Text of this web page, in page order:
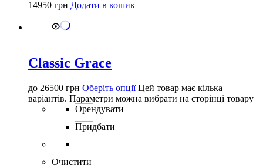
14950 грн Додати в кошик
Classic Grace
до 26500 грн Оберіть опції Цей товар має кілька
варіантів. Параметри можна вибрати на сторінці товару
Орендувати
Придбати
Очистити